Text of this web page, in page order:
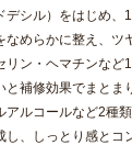
デシル）をはじめ、
なめらかに整え、ツ
リン・ヘマチンなど
と補修効果でまとま
アルコールなど2種
し、しっとり感とコ